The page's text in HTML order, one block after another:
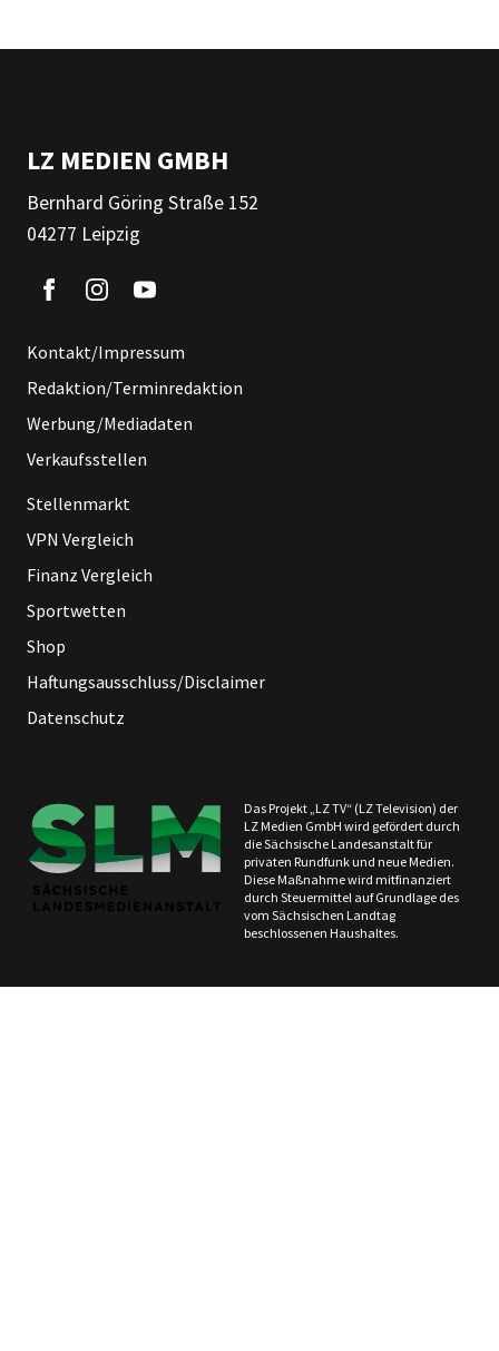
LZ MEDIEN GMBH
Bernhard Göring Straße 152
04277 Leipzig
Kontakt/Impressum
Redaktion/Terminredaktion
Werbung/Mediadaten
Verkaufsstellen
Stellenmarkt
VPN Vergleich
Finanz Vergleich
Sportwetten
Shop
Haftungsausschluss/Disclaimer
Datenschutz
Das Projekt „LZ TV“ (LZ Television) der
LZ Medien GmbH wird gefördert durch
die Sächsische Landesanstalt für
privaten Rundfunk und neue Medien.
Diese Maßnahme wird mitfinanziert
durch Steuermittel auf Grundlage des
vom Sächsischen Landtag
beschlossenen Haushaltes.